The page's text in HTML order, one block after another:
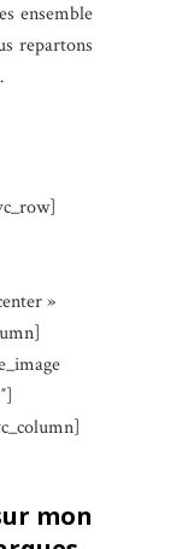
ensemble
repartons
»
mon